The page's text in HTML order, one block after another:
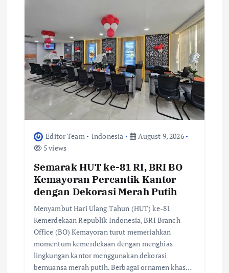
o
n
Editor Team Indonesia
August 9, 2026
5 views
Semarak HUT ke-81 RI, BRI BO
Kemayoran Percantik Kantor
dengan Dekorasi Merah Putih
Menyambut Hari Ulang Tahun (HUT) ke-81
Kemerdekaan Republik Indonesia, BRI Branch
Office (BO) Kemayoran turut memeriahkan
momentum kemerdekaan dengan menghias
lingkungan kantor menggunakan dekorasi
bernuansa merah putih. Berbagai ornamen khas…